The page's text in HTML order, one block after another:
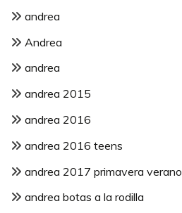
andrea
Andrea
andrea
andrea 2015
andrea 2016
andrea 2016 teens
andrea 2017 primavera verano
andrea botas a la rodilla